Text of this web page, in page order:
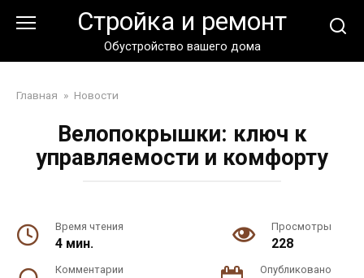
Стройка и ремонт
Обустройство вашего дома
Главная » Новости
Велопокрышки: ключ к
управляемости и комфорту
Время чтения
4 мин.
Просмотры
228
Комментарии Опубликовано